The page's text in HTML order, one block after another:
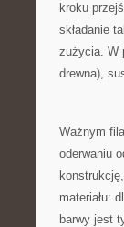
kroku
składanie
zużycia. W
drewna),
Ważnym
oderwaniu
materiału:
barwy jest